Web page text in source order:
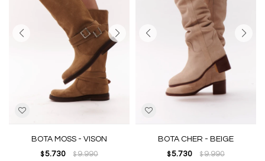
BOTA MOSS - VISON
$ 5.730 $9.990
BOTA CHER - BEIGE
$ 5.730 $9.990